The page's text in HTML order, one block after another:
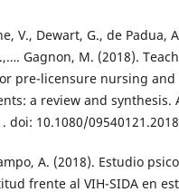
V., Dewart, G., de Padua,
Gagnon, M. (2018).
pre-licensure nursing and
a review and synthesis.
doi: 10.1080/
A. (2018). Estudio
frente al VIH-SIDA en